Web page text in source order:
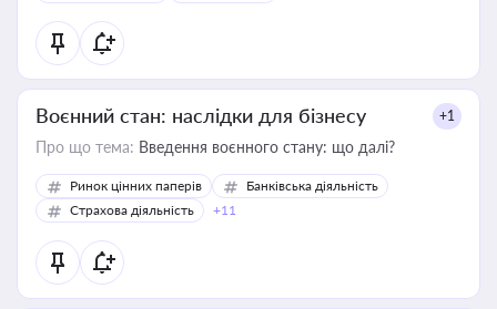
Воєнний стан: наслідки для бізнесу +1
Про що тема: Введення воєнного стану: що далі?
Ринок цінних паперів
Банківська діяльність
Страхова діяльність
+11